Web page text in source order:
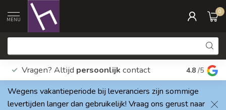
MENU
0
Vragen? Altijd persoonlijk contact Elke dag
4.8 /5
Wegens vakantieperiode bij leveranciers zijn sommige
levertijden langer dan gebruikelijk! Vraag ons gerust naar